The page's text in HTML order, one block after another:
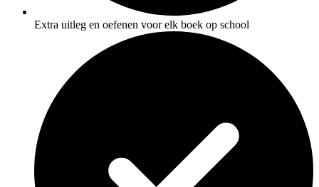
Extra uitleg en oefenen voor elk boek op school